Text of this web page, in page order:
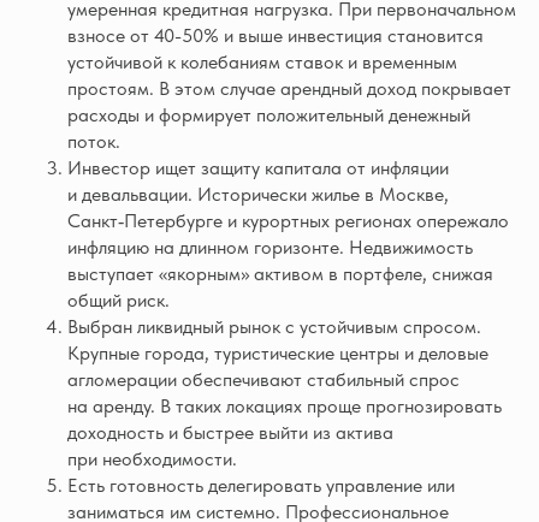
умеренная кредитная нагрузка. При первоначальном
взносе от 40-50% и выше инвестиция становится
устойчивой к колебаниям ставок и временным
простоям. В этом случае арендный доход покрывает
расходы и формирует положительный денежный
поток.
Инвестор ищет защиту капитала от инфляции
и девальвации. Исторически жилье в Москве,
Санкт‑Петербурге и курортных регионах опережало
инфляцию на длинном горизонте. Недвижимость
выступает «якорным» активом в портфеле, снижая
общий риск.
Выбран ликвидный рынок с устойчивым спросом.
Крупные города, туристические центры и деловые
агломерации обеспечивают стабильный спрос
на аренду. В таких локациях проще прогнозировать
доходность и быстрее выйти из актива
при необходимости.
Есть готовность делегировать управление или
заниматься им системно. Профессиональное